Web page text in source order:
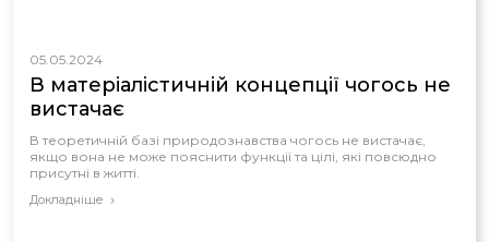
05.05.2024
В матеріалістичній концепції чогось не
вистачає
В теоретичній базі природознавства чогось не вистачає,
якщо вона не може пояснити функції та цілі, які повсюдно
присутні в житті.
Докладніше